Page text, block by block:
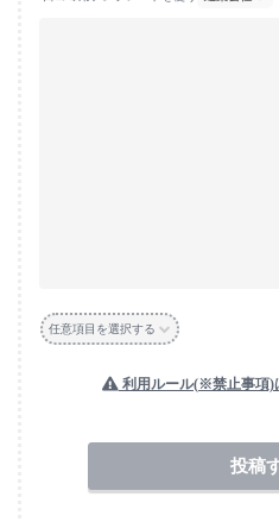
任意項目を選択する
利用ルール(※禁止事項)